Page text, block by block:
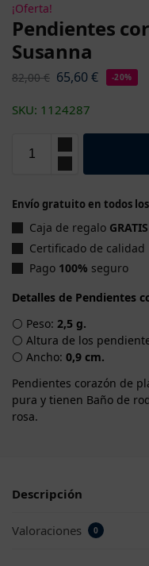
¡Oferta!
Pendientes
Susanna
82,00€ 65,60€ -20%
SKU: 1124287
Envío gratuito en todos
Caja de regalo GRATIS
Certificado de calidad
Pago 100% seguro
Detalles de Pendientes
⚪ Peso: 2,5 g.
⚪ Altura de los
⚪ Ancho: 0,9 cm.
Pendientes corazón de
pura y tienen Baño de
rosa.
Descripción
Valoraciones 0